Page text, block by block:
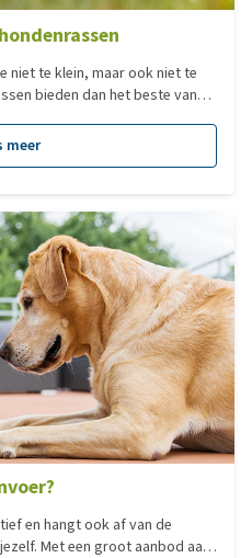
niet te klein, maar ook niet te
bieden dan het beste van
en passen in zowel een
hier welke middelgrote
hen zo uniek maakt.
meer
en hangt ook af van de
Met een groot aanbod aan